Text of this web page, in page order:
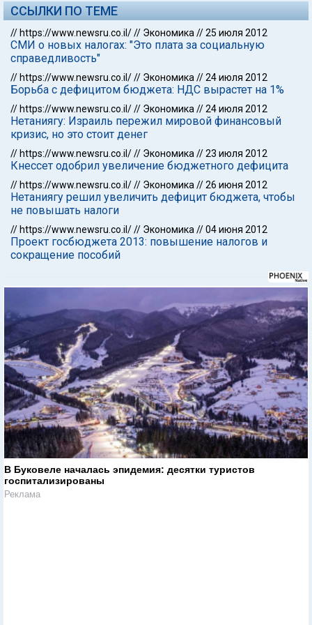
ССЫЛКИ ПО ТЕМЕ
// https://www.newsru.co.il/// Экономика //25 июля 2012
СМИ о новых налогах: "Это плата за социальную
справедливость"
// https://www.newsru.co.il/// Экономика //24 июля 2012
Борьба с дефицитом бюджета: НДС вырастет на 1%
// https://www.newsru.co.il/// Экономика //24 июля 2012
Нетаниягу: Израиль пережил мировой финансовый
кризис, но это стоит денег
// https://www.newsru.co.il/// Экономика //23 июля 2012
Кнессет одобрил увеличение бюджетного дефицита
// https://www.newsru.co.il/// Экономика //26 июня 2012
Нетаниягу решил увеличить дефицит бюджета, чтобы
не повышать налоги
// https://www.newsru.co.il/// Экономика //04 июня 2012
Проект госбюджета 2013: повышение налогов и
сокращение пособий
В Буковеле началась эпидемия: десятки туристов
госпитализированы
Реклама